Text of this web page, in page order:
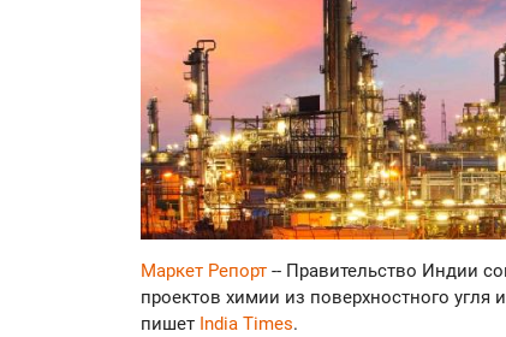
Маркет Репорт -- Правительство Индии
проектов химии из поверхностного
пишет India Times.